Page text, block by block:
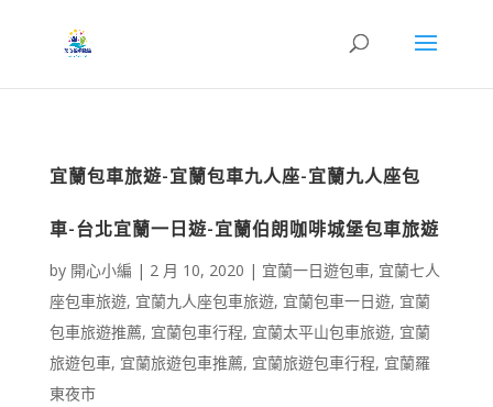
宜蘭包車旅遊-宜蘭包車九人座-宜蘭九人座包
車-台北宜蘭一日遊-宜蘭伯朗咖啡城堡包車旅遊
by 開心小編 | 2 月 10, 2020 | 宜蘭一日遊包車, 宜蘭七人
座包車旅遊, 宜蘭九人座包車旅遊, 宜蘭包車一日遊, 宜蘭
包車旅遊推薦, 宜蘭包車行程, 宜蘭太平山包車旅遊, 宜蘭
旅遊包車, 宜蘭旅遊包車推薦, 宜蘭旅遊包車行程, 宜蘭羅
東夜市